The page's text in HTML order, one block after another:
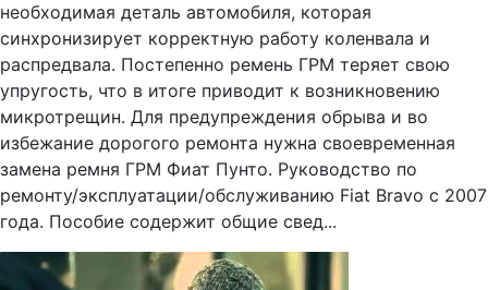
необходимая деталь автомобиля, которая
синхронизирует корректную работу коленвала и
распредвала. Постепенно ремень ГРМ теряет свою
упругость, что в итоге приводит к возникновению
микротрещин. Для предупреждения обрыва и во
избежание дорогого ремонта нужна своевременная
замена ремня ГРМ Фиат Пунто. Руководство по
ремонту/эксплуатации/обслуживанию Fiat Bravo с 2007
года. Пособие содержит общие свед...